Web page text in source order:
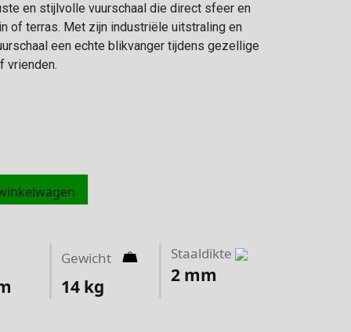
en stijlvolle vuurschaal die direct sfeer en
of terras. Met zijn industriële uitstraling en
een echte blikvanger tijdens gezellige
vrienden.
Gewicht
14 kg
Staaldikte
2 mm